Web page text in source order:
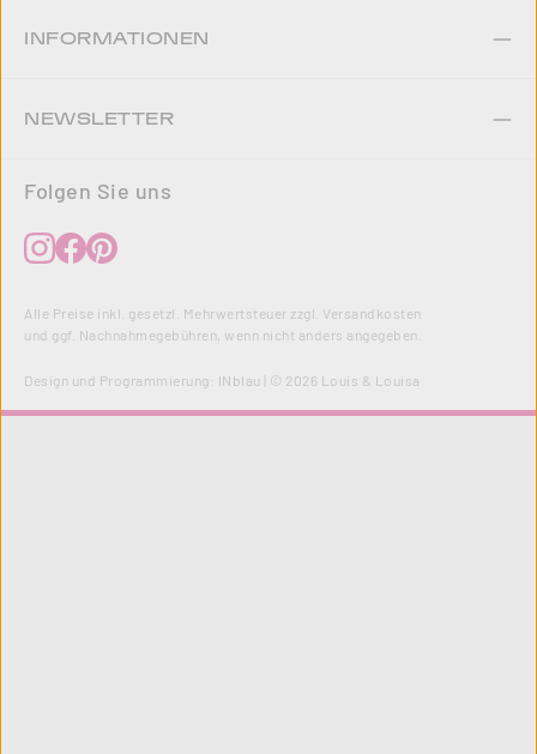
INFORMATIONEN
NEWSLETTER
Folgen Sie uns
Alle Preise inkl. gesetzl. Mehrwertsteuer zzgl. Versandkosten
und ggf. Nachnahmegebühren, wenn nicht anders angegeben.
Design und Programmierung: INblau | © 2026 Louis & Louisa